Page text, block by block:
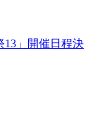
13」開催日程決